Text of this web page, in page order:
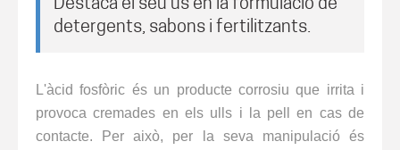
Destaca el seu ús en la formulació de
detergents, sabons i fertilitzants.
L'àcid fosfòric és un producte corrosiu que irrita i
provoca cremades en els ulls i la pell en cas de
contacte. Per això, per la seva manipulació és